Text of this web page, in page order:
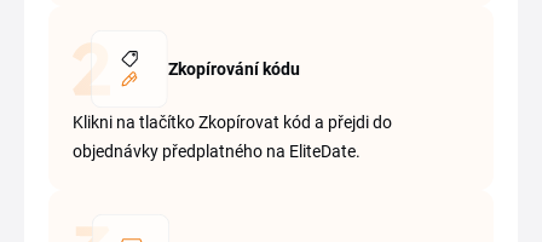
Zkopírování kódu
Klikni na tlačítko Zkopírovat kód a přejdi do
objednávky předplatného na EliteDate.